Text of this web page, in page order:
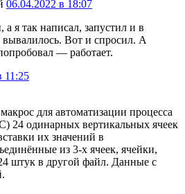
06.04.2022 в 18:07
а я так написал, запустил и в
Вот и спросил. А
— работает.
11:25
для автоматизации процесса
24 одинарных вертикальных ячеек
их значений в
из 3-х ячеек, ячейки,
штук в другой файл. Данные с